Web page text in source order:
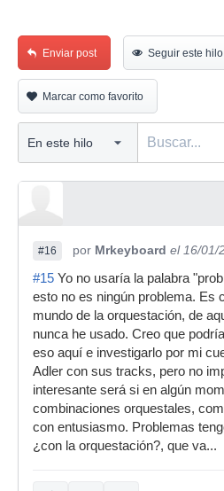
Enviar post Seguir este hilo
Marcar como favorito
#16 por Mrkeyboard el 16/01/
#15 Yo no usaría la palabra
esto no es ningún problema. Es
mundo de la orquestación, de
nunca he usado. Creo que
eso aquí e investigarlo por mi
Adler con sus tracks, pero no
interesante será si en algún
combinaciones orquestales,
con entusiasmo. Problemas
¿con la orquestación?, que va...